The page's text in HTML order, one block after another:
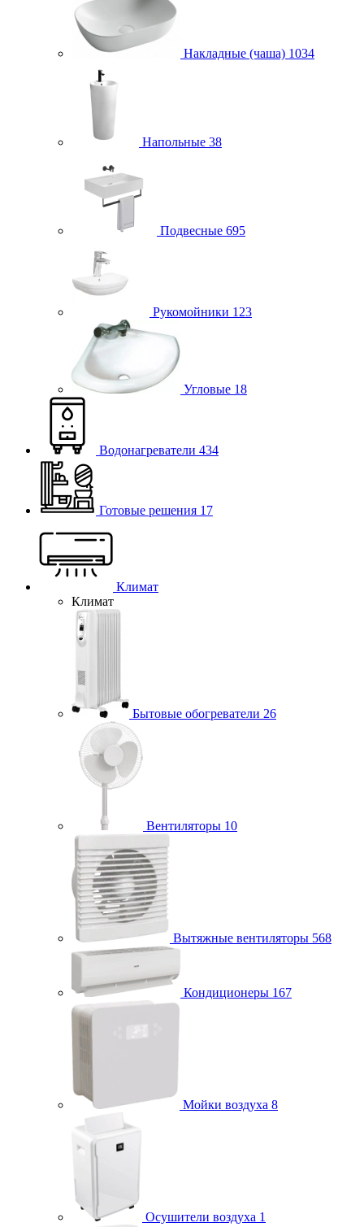
Накладные (чаша) 1034
Напольные 38
Подвесные 695
Рукомойники 123
Угловые 18
Водонагреватели 434
Готовые решения 17
Климат
Климат
Бытовые обогреватели 26
Вентиляторы 10
Вытяжные вентиляторы 568
Кондиционеры 167
Мойки воздуха 8
Осушители воздуха 1